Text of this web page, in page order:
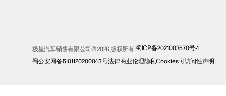
极星汽车销售有限公司© 2026 版权所有 蜀ICP备2021003570号-1
蜀公安网备5101120200043号法律商业伦理 隐私Cookies可访问性声明